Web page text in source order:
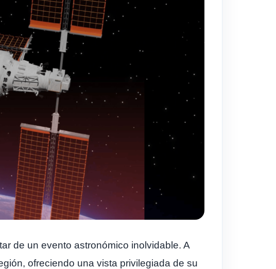
de un evento astronómico inolvidable. A
ofreciendo una vista privilegiada de su